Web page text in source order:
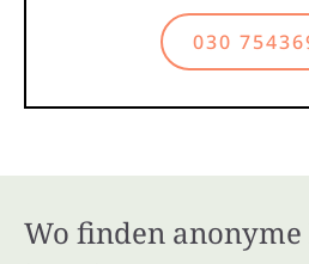
030
Wo finden